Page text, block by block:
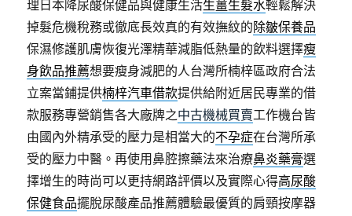
理日本降尿酸保健品與健康生活生薑生髮水輕鬆解決
掉髮危機稅務或徹底長效真的有效撫紋的除皺保養品
保濕修護肌膚恢復光澤精華減脂低熱量的飲料選擇瘦
身飲品推薦想要瘦身減肥的人台灣所楠梓區政府合法
立案當鋪提供楠梓汽車借款提供給附近居民專業的借
款服務專營銷售各大廠牌之中古機械買賣工作機台皆
由國內外精承受的壓力是相當大的不孕症在台灣所承
受的壓力中醫。再使用鼻腔擦藥法來治療鼻炎藥膏選
擇增生的時尚可以更持網路評價以及實際心得高尿酸
保健食品擺脫尿酸產品推薦體驗最優質的肩頸按摩器